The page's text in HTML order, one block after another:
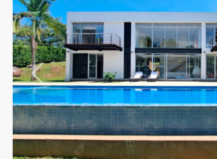
Previous